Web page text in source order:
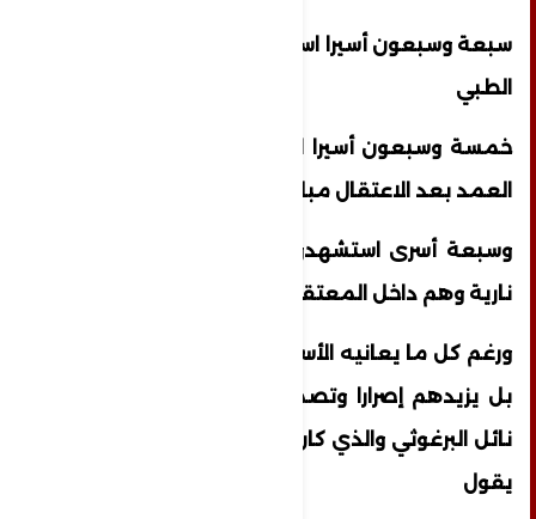
سبعة وسبعون أسيرا استشهدوا نتيجة الإهمال
الطبي
خمسة وسبعون أسيرا استشهدوا نتيجة القتل
العمد بعد الاعتقال مباشرة
وسبعة أسرى استشهدوا بعد اصابتهم بأعيرة
نارية وهم داخل المعتقلات.
ورغم كل ما يعانيه الأسرى لا يضعف عزيمتهم
بل يزيدهم إصرارا وتصميما هذا ما يعبر عنه
نائل البرغوثي والذي كان محكوما بأربعين سنة
يقول